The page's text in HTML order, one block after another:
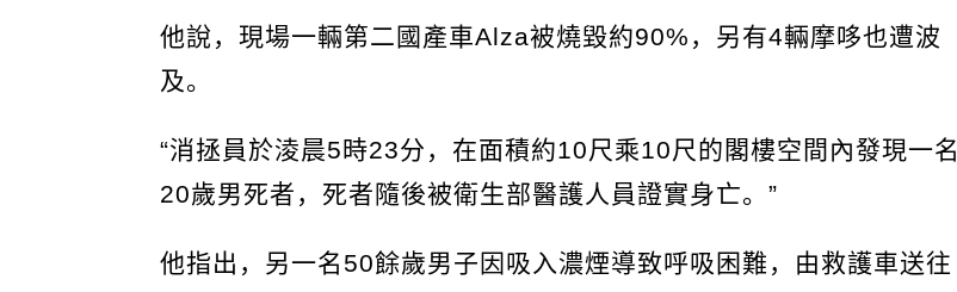
他說，現場一輛第二國產車Alza被燒毀約90%，另有4輛摩哆也遭波
及。
“消拯員於淩晨5時23分，在面積約10尺乘10尺的閣樓空間內發現一名
20歲男死者，死者隨後被衛生部醫護人員證實身亡。”
他指出，另一名50餘歲男子因吸入濃煙導致呼吸困難，由救護車送往